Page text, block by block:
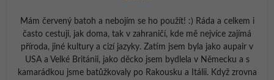
Mám červený batoh a nebojím se ho použít! :) Ráda a celkem i
často cestuji, jak doma, tak v zahraničí, kde mě nejvíce zajímá
příroda, jiné kultury a cizí jazyky. Zatím jsem byla jako aupair v
USA a Velké Británii, jako děcko jsem bydlela v Německu a s
kamarádkou jsme batůžkovaly po Rakousku a Itálii. Když zrovna